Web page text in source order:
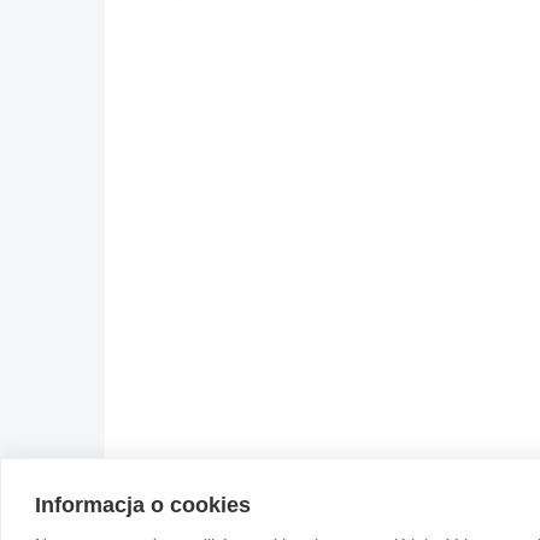
Informacja o cookies
© 2004-2026 Emito.net